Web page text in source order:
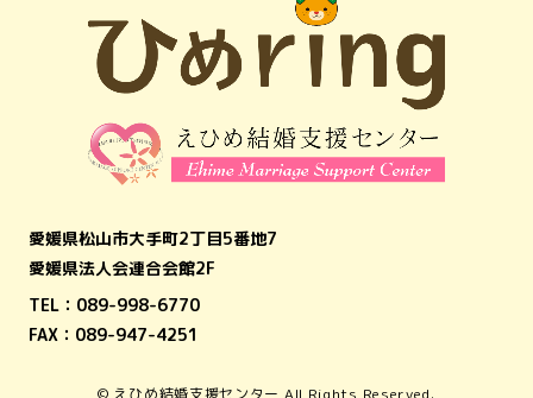
愛媛県松山市大手町2丁目5番地7
愛媛県法人会連合会館2F
TEL： 089-998-6770
FAX：089-947-4251